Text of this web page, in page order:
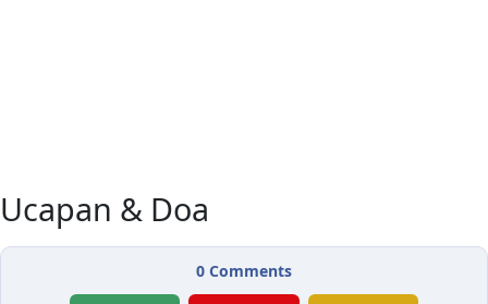
Ucapan & Doa
0 Comments